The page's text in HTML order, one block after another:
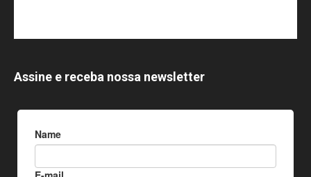
Assine e receba nossa newsletter